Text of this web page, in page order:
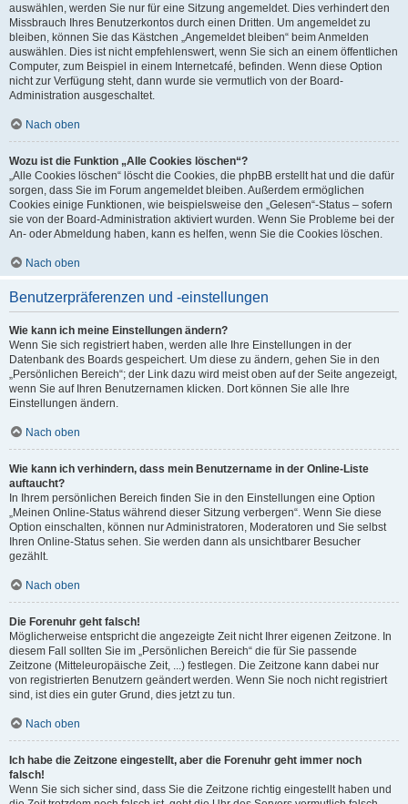
auswählen, werden Sie nur für eine Sitzung angemeldet. Dies verhindert den
Missbrauch Ihres Benutzerkontos durch einen Dritten. Um angemeldet zu
bleiben, können Sie das Kästchen „Angemeldet bleiben“ beim Anmelden
auswählen. Dies ist nicht empfehlenswert, wenn Sie sich an einem öffentlichen
Computer, zum Beispiel in einem Internetcafé, befinden. Wenn diese Option
nicht zur Verfügung steht, dann wurde sie vermutlich von der Board-
Administration ausgeschaltet.
Nach oben
Wozu ist die Funktion „Alle Cookies löschen“?
„Alle Cookies löschen“ löscht die Cookies, die phpBB erstellt hat und die dafür
sorgen, dass Sie im Forum angemeldet bleiben. Außerdem ermöglichen
Cookies einige Funktionen, wie beispielsweise den „Gelesen“-Status – sofern
sie von der Board-Administration aktiviert wurden. Wenn Sie Probleme bei der
An- oder Abmeldung haben, kann es helfen, wenn Sie die Cookies löschen.
Nach oben
Benutzerpräferenzen und -einstellungen
Wie kann ich meine Einstellungen ändern?
Wenn Sie sich registriert haben, werden alle Ihre Einstellungen in der
Datenbank des Boards gespeichert. Um diese zu ändern, gehen Sie in den
„Persönlichen Bereich“; der Link dazu wird meist oben auf der Seite angezeigt,
wenn Sie auf Ihren Benutzernamen klicken. Dort können Sie alle Ihre
Einstellungen ändern.
Nach oben
Wie kann ich verhindern, dass mein Benutzername in der Online-Liste
auftaucht?
In Ihrem persönlichen Bereich finden Sie in den Einstellungen eine Option
„Meinen Online-Status während dieser Sitzung verbergen“. Wenn Sie diese
Option einschalten, können nur Administratoren, Moderatoren und Sie selbst
Ihren Online-Status sehen. Sie werden dann als unsichtbarer Besucher
gezählt.
Nach oben
Die Forenuhr geht falsch!
Möglicherweise entspricht die angezeigte Zeit nicht Ihrer eigenen Zeitzone. In
diesem Fall sollten Sie im „Persönlichen Bereich“ die für Sie passende
Zeitzone (Mitteleuropäische Zeit, ...) festlegen. Die Zeitzone kann dabei nur
von registrierten Benutzern geändert werden. Wenn Sie noch nicht registriert
sind, ist dies ein guter Grund, dies jetzt zu tun.
Nach oben
Ich habe die Zeitzone eingestellt, aber die Forenuhr geht immer noch
falsch!
Wenn Sie sich sicher sind, dass Sie die Zeitzone richtig eingestellt haben und